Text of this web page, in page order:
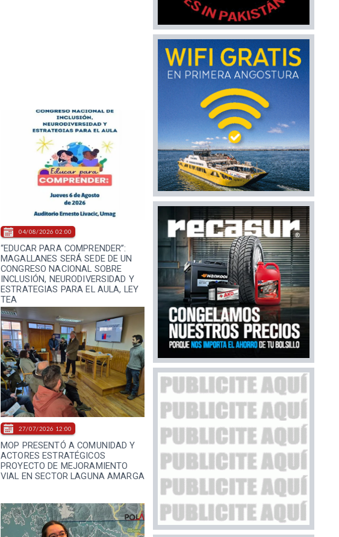
“EDUCAR PARA COMPRENDER”:
MAGALLANES SERÁ SEDE DE UN
CONGRESO NACIONAL SOBRE
INCLUSIÓN, NEURODIVERSIDAD Y
ESTRATEGIAS PARA EL AULA, LEY
TEA
04/08/2026 02:00
MOP PRESENTÓ A COMUNIDAD Y
ACTORES ESTRATÉGICOS
PROYECTO DE MEJORAMIENTO
VIAL EN SECTOR LAGUNA AMARGA
27/07/2026 12:00